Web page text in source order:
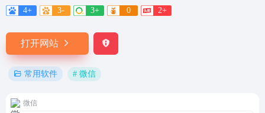
4+ 3- 3+ 0 2+
打开网站
常用软件 # 微信
微信